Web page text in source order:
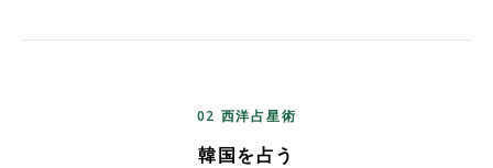
02 西洋占星術
韓国を占う